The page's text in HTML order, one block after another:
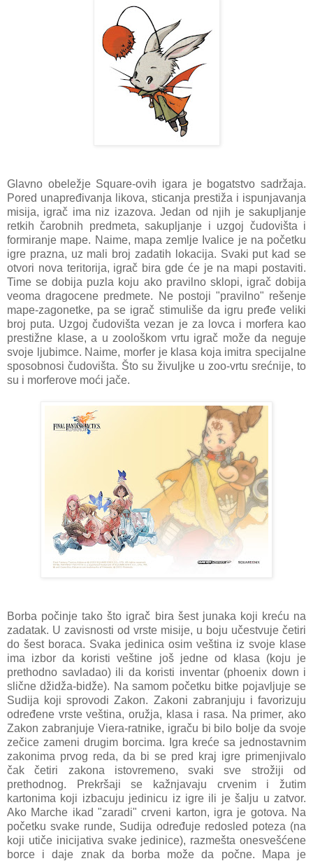
Glavno obeležje Square-ovih igara je bogatstvo sadržaja.
Pored unapređivanja likova, sticanja prestiža i ispunjavanja
misija, igrač ima niz izazova. Jedan od njih je sakupljanje
retkih čarobnih predmeta, sakupljanje i uzgoj čudovišta i
formiranje mape. Naime, mapa zemlje Ivalice je na početku
igre prazna, uz mali broj zadatih lokacija. Svaki put kad se
otvori nova teritorija, igrač bira gde će je na mapi postaviti.
Time se dobija puzla koju ako pravilno sklopi, igrač dobija
veoma dragocene predmete. Ne postoji "pravilno" rešenje
mape-zagonetke, pa se igrač stimuliše da igru pređe veliki
broj puta. Uzgoj čudovišta vezan je za lovca i morfera kao
prestižne klase, a u zoološkom vrtu igrač može da neguje
svoje ljubimce. Naime, morfer je klasa koja imitra specijalne
sposobnosi čudovišta. Što su živuljke u zoo-vrtu srećnije, to
su i morferove moći jače.
Borba počinje tako što igrač bira šest junaka koji kreću na
zadatak. U zavisnosti od vrste misije, u boju učestvuje četiri
do šest boraca. Svaka jedinica osim veština iz svoje klase
ima izbor da koristi veštine još jedne od klasa (koju je
prethodno savladao) ili da koristi inventar (phoenix down i
slične džidža-bidže). Na samom početku bitke pojavljuje se
Sudija koji sprovodi Zakon. Zakoni zabranjuju i favorizuju
određene vrste veština, oružja, klasa i rasa. Na primer, ako
Zakon zabranjuje Viera-ratnike, igraču bi bilo bolje da svoje
zečice zameni drugim borcima. Igra kreće sa jednostavnim
zakonima prvog reda, da bi se pred kraj igre primenjivalo
čak četiri zakona istovremeno, svaki sve strožiji od
prethodnog. Prekršaji se kažnjavaju crvenim i žutim
kartonima koji izbacuju jedinicu iz igre ili je šalju u zatvor.
Ako Marche ikad "zaradi" crveni karton, igra je gotova. Na
početku svake runde, Sudija određuje redosled poteza (na
koji utiče inicijativa svake jedinice), razmešta onesvešćene
borce i daje znak da borba može da počne. Mapa je